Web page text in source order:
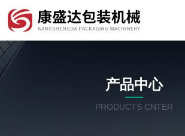
产品中心
PRODUCTS CNTER